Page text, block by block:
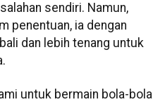
sendiri. Namun,
penentuan, ia dengan
dan lebih tenang untuk
untuk bermain bola-bola